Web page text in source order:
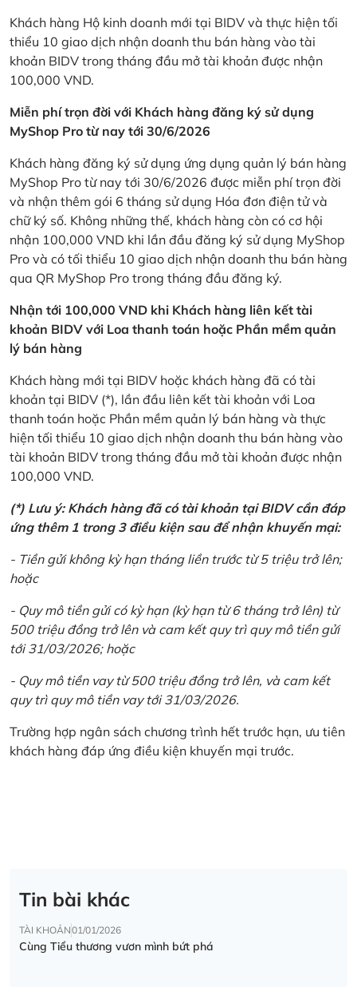
Khách hàng Hộ kinh doanh mới tại BIDV và thực hiện tối
thiểu 10 giao dịch nhận doanh thu bán hàng vào tài
khoản BIDV trong tháng đầu mở tài khoản được nhận
100,000 VND.
Miễn phí trọn đời với Khách hàng đăng ký sử dụng
MyShop Pro từ nay tới 30/6/2026
Khách hàng đăng ký sử dụng ứng dụng quản lý bán hàng
MyShop Pro từ nay tới 30/6/2026 được miễn phí trọn đời
và nhận thêm gói 6 tháng sử dụng Hóa đơn điện tử và
chữ ký số. Không những thế, khách hàng còn có cơ hội
nhận 100,000 VND khi lần đầu đăng ký sử dụng MyShop
Pro và có tối thiểu 10 giao dịch nhận doanh thu bán hàng
qua QR MyShop Pro trong tháng đầu đăng ký.
Nhận tới 100,000 VND khi Khách hàng liên kết tài
khoản BIDV với Loa thanh toán hoặc Phần mềm quản
lý bán hàng
Khách hàng mới tại BIDV hoặc khách hàng đã có tài
khoản tại BIDV (*), lần đầu liên kết tài khoản với Loa
thanh toán hoặc Phần mềm quản lý bán hàng và thực
hiện tối thiểu 10 giao dịch nhận doanh thu bán hàng vào
tài khoản BIDV trong tháng đầu mở tài khoản được nhận
100,000 VND.
(*) Lưu ý: Khách hàng đã có tài khoản tại BIDV cần đáp
ứng thêm 1 trong 3 điều kiện sau để nhận khuyến mại:
- Tiền gửi không kỳ hạn tháng liền trước từ 5 triệu trở lên;
hoặc
- Quy mô tiền gửi có kỳ hạn (kỳ hạn từ 6 tháng trở lên) từ
500 triệu đồng trở lên và cam kết quy trì quy mô tiền gửi
tới 31/03/2026; hoặc
- Quy mô tiền vay từ 500 triệu đồng trở lên, và cam kết
quy trì quy mô tiền vay tới 31/03/2026.
Trường hợp ngân sách chương trình hết trước hạn, ưu tiên
khách hàng đáp ứng điều kiện khuyến mại trước.
Tin bài khác
TÀI KHOẢN01/01/2026
Cùng Tiểu thương vươn mình bứt phá